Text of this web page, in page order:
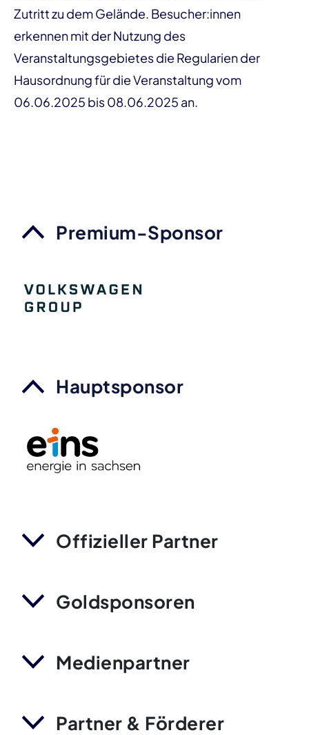
Zutritt zu dem Gelände. Besucher:innen
erkennen mit der Nutzung des
Veranstaltungsgebietes die Regularien der
Hausordnung für die Veranstaltung vom
06.06.2025 bis 08.06.2025 an.
Premium-Sponsor
Hauptsponsor
Offizieller Partner
Goldsponsoren
Medienpartner
Partner & Förderer